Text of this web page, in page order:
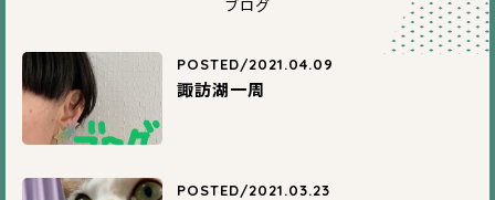
ブログ
POSTED/2021.04.09
諏訪湖一周
POSTED/2021.03.23